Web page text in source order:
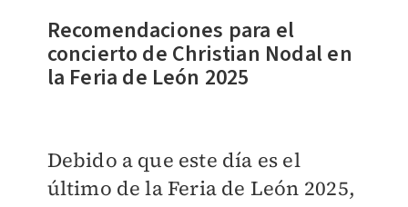
Recomendaciones para el
concierto de Christian Nodal en
la Feria de León 2025
Debido a que este día es el
último de la Feria de León 2025,